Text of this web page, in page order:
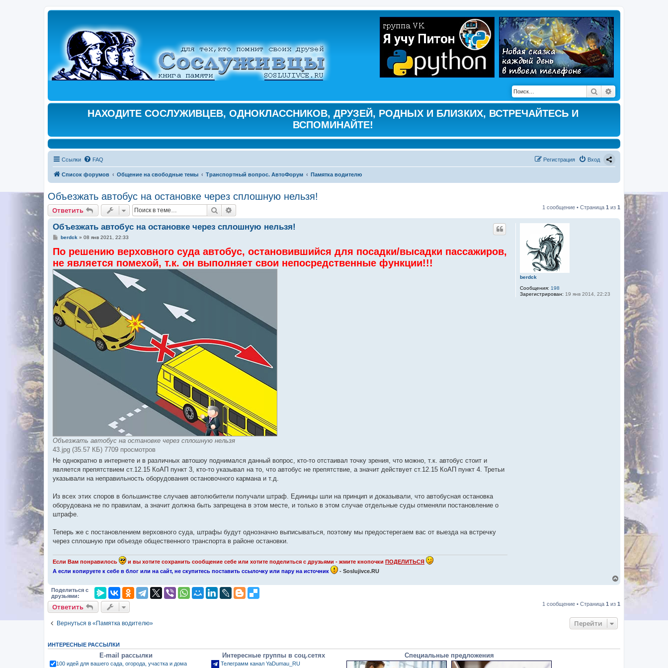
Поиск
НАХОДИТЕ СОСЛУЖИВЦЕВ, ОДНОКЛАССНИКОВ, ДРУЗЕЙ, РОДНЫХ И БЛИЗКИХ, ВСТРЕЧАЙТЕСЬ И
ВСПОМИНАЙТЕ!
Ссылки FAQ Вход
Регистрация
Список форумов Общение на свободные темы Транспортный вопрос. АвтоФорум Памятка водителю
Объезжать автобус на остановке через сплошную нельзя!
Ответить Поиск 1 сообщение • Страница 1 из 1
berdck
Сообщения: 198
Зарегистрирован: 19 янв 2014, 22:23
Объезжать автобус на остановке через сплошную нельзя!
С
о
б
щ
е
н
и
berdck » 08 янв 2021, 22:33
По решению верховного суда автобус, остановившийся для посадки/высадки пассажиров,
не является помехой, т.к. он выполняет свои непосредственные функции!!!
Объезжать автобус на остановке через сплошную нельзя
43.jpg (35.57 КБ) 7709 просмотров
Не однократно в интернете и в различных автошоу поднимался данный вопрос, кто-то отстаивал точку зрения, что можно, т.к. автобус стоит и
является препятствием ст.12.15 КоАП пункт 3, кто-то указывал на то, что автобус не препятствие, а значит действует ст.12.15 КоАП пункт 4. Третьи
указывали на неправильность оборудования остановочного кармана и т.д.
Из всех этих споров в большинстве случаев автолюбители получали штраф. Единицы шли на принцип и доказывали, что автобусная остановка
оборудована не по правилам, а значит должна быть запрещена в этом месте, и только в этом случае отдельные суды отменяли постановление о
штрафе.
Теперь же с постановлением верховного суда, штрафы будут однозначно выписываться, поэтому мы предостерегаем вас от выезда на встречку
через сплошную при объезде общественного транспорта в районе остановки.
Если Вам понравилось и вы хотите сохранить сообщение себе или хотите поделиться с друзьями - жмите кнопочки ПОДЕЛИТЬСЯ
А если копируете к себе в блог или на сайт, не скупитесь поставить ссылочку или пару на источник
- Soslujivce.RU
у
н
Поделиться с
друзьями:
Ответить 1 сообщение • Страница 1 из 1
Вернуться в «Памятка водителю» Перейти
ИНТЕРЕСНЫЕ РАССЫЛКИ
E-mail рассылки
100 идей для вашего сада, огорода, участка и дома
Интересные группы в соц.сетях
Телеграмм канал YaDumau_RU
Специальные предложения